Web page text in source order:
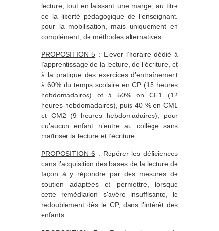
lecture, tout en laissant une marge, au titre
de la liberté pédagogique de l’enseignant,
pour la mobilisation, mais uniquement en
complément, de méthodes alternatives.
PROPOSITION 5 : Elever l’horaire dédié à
l’apprentissage de la lecture, de l’écriture, et
à la pratique des exercices d’entraînement
à 60% du temps scolaire en CP (15 heures
hebdomadaires) et à 50% en CE1 (12
heures hebdomadaires), puis 40 % en CM1
et CM2 (9 heures hebdomadaires), pour
qu’aucun enfant n’entre au collège sans
maîtriser la lecture et l’écriture.
PROPOSITION 6 : Repérer les déficiences
dans l’acquisition des bases de la lecture de
façon à y répondre par des mesures de
soutien adaptées et permettre, lorsque
cette remédiation s’avère insuffisante, le
redoublement dès le CP, dans l’intérêt des
enfants.